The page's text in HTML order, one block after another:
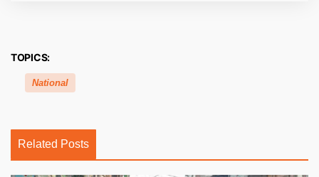
TOPICS:
National
Related Posts